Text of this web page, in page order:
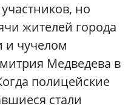
но
жителей города
и чучелом
Медведева в
полицейские
стали